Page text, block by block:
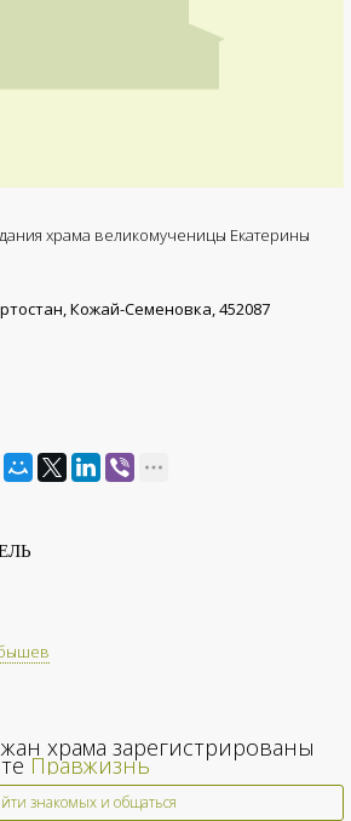
храма великомученицы Екатерины
Кожай-Семеновка, 452087
храма зарегистрированы
Правжизнь
знакомых и общаться